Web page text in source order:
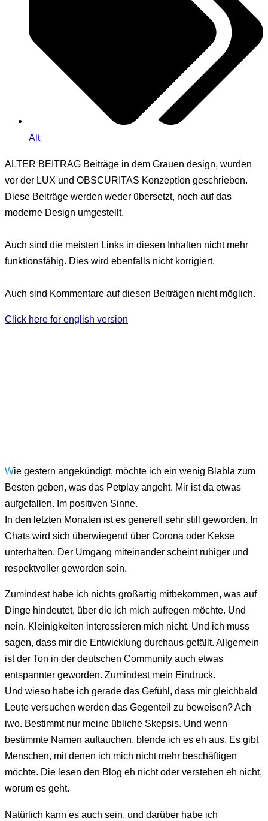
Alt
ALTER BEITRAG Beiträge in dem Grauen design, wurden
vor der LUX und OBSCURITAS Konzeption geschrieben.
Diese Beiträge werden weder übersetzt, noch auf das
moderne Design umgestellt.
Auch sind die meisten Links in diesen Inhalten nicht mehr
funktionsfähig. Dies wird ebenfalls nicht korrigiert.
Auch sind Kommentare auf diesen Beiträgen nicht möglich.
Click here for english version
Wie gestern angekündigt, möchte ich ein wenig Blabla zum
Besten geben, was das Petplay angeht. Mir ist da etwas
aufgefallen. Im positiven Sinne.
In den letzten Monaten ist es generell sehr still geworden. In
Chats wird sich überwiegend über Corona oder Kekse
unterhalten. Der Umgang miteinander scheint ruhiger und
respektvoller geworden sein.
Zumindest habe ich nichts großartig mitbekommen, was auf
Dinge hindeutet, über die ich mich aufregen möchte. Und
nein. Kleinigkeiten interessieren mich nicht. Und ich muss
sagen, dass mir die Entwicklung durchaus gefällt. Allgemein
ist der Ton in der deutschen Community auch etwas
entspannter geworden. Zumindest mein Eindruck.
Und wieso habe ich gerade das Gefühl, dass mir gleichbald
Leute versuchen werden das Gegenteil zu beweisen? Ach
iwo. Bestimmt nur meine übliche Skepsis. Und wenn
bestimmte Namen auftauchen, blende ich es eh aus. Es gibt
Menschen, mit denen ich mich nicht mehr beschäftigen
möchte. Die lesen den Blog eh nicht oder verstehen eh nicht,
worum es geht.
Natürlich kann es auch sein, und darüber habe ich